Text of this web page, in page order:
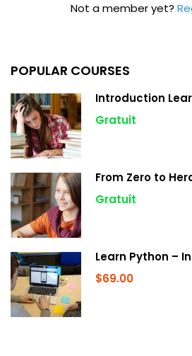
Not a member yet?
POPULAR COURSES
Introduction
Gratuit
From Zero to
Gratuit
Learn Python –
$69.00